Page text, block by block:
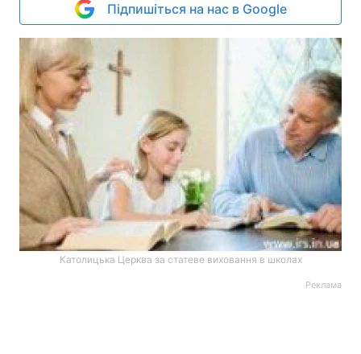
Підпишіться на нас в Google
Католицька Церква за статеве виховання в школах
Реклама